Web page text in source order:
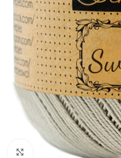
Klik om te vergroten